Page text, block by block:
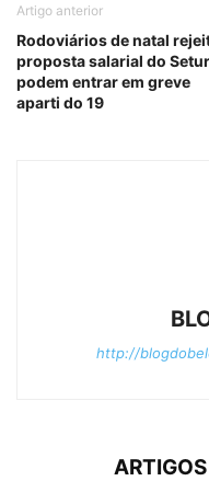
Artigo anterior
Rodoviários de natal
proposta salarial do
podem entrar em greve
aparti do 19
http://